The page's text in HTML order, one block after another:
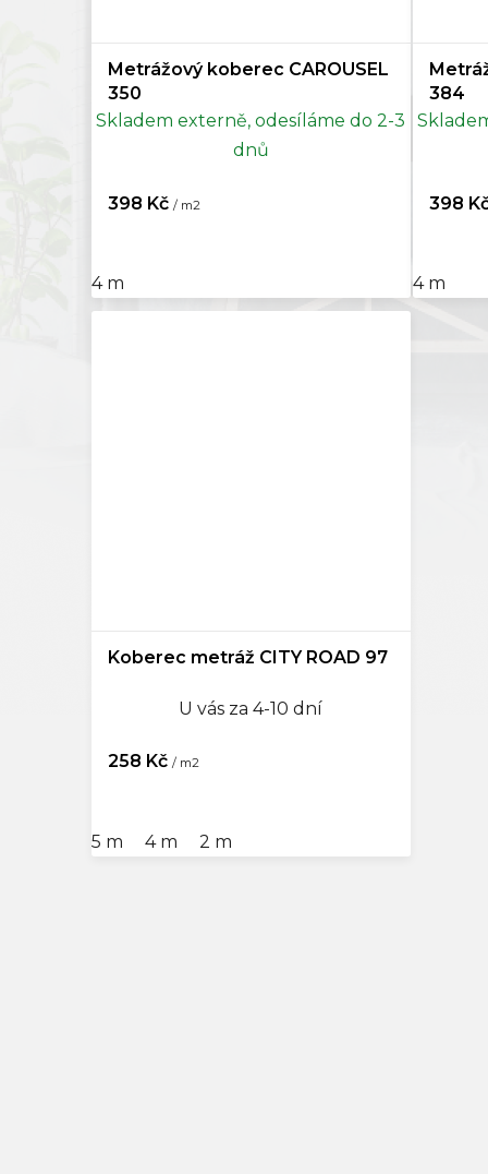
Metrážový koberec CAROUSEL
350
Skladem externě, odesíláme do 2-3
dnů
398 Kč / m2
4 m
384
398
4 m
Koberec metráž CITY ROAD 97
U vás za 4-10 dní
258 Kč / m2
5 m 4 m 2 m